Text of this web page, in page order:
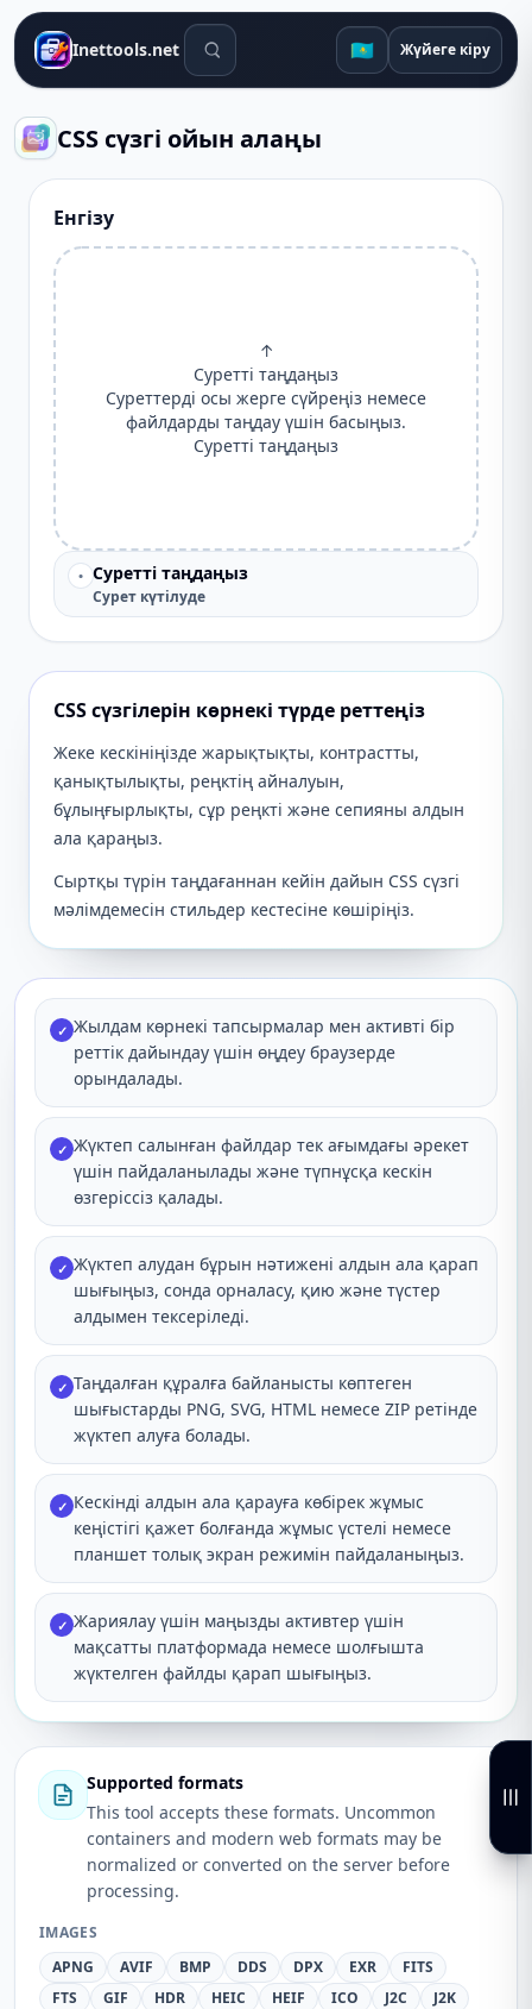
Inettools.net Іздеу құралдары 🇰🇿 Жүйеге кіру
CSS сүзгі ойын алаңы
Енгізу
↑
Суретті таңдаңыз
Суреттерді осы жерге сүйреңіз немесе
файлдарды таңдау үшін басыңыз.
Суретті таңдаңыз
• Суретті таңдаңыз
Сурет күтілуде
CSS сүзгілерін көрнекі түрде реттеңіз
Жеке кескініңізде жарықтықты, контрастты,
қанықтылықты, реңктің айналуын,
бұлыңғырлықты, сұр реңкті және сепияны алдын
ала қараңыз.
Сыртқы түрін таңдағаннан кейін дайын CSS сүзгі
мәлімдемесін стильдер кестесіне көшіріңіз.
✓ Жылдам көрнекі тапсырмалар мен активті бір
реттік дайындау үшін өңдеу браузерде
орындалады.
✓ Жүктеп салынған файлдар тек ағымдағы әрекет
үшін пайдаланылады және түпнұсқа кескін
өзгеріссіз қалады.
✓ Жүктеп алудан бұрын нәтижені алдын ала қарап
шығыңыз, сонда орналасу, қию және түстер
алдымен тексеріледі.
✓ Таңдалған құралға байланысты көптеген
шығыстарды PNG, SVG, HTML немесе ZIP ретінде
жүктеп алуға болады.
✓ Кескінді алдын ала қарауға көбірек жұмыс
кеңістігі қажет болғанда жұмыс үстелі немесе
планшет толық экран режимін пайдаланыңыз.
✓ Жариялау үшін маңызды активтер үшін
мақсатты платформада немесе шолғышта
жүктелген файлды қарап шығыңыз.
Supported formats
This tool accepts these formats. Uncommon
containers and modern web formats may be
normalized or converted on the server before
processing.
IMAGES
APNG
AVIF BMP DDS DPX EXR
FITS
FTS
GIF HDR HEIC HEIF ICO J2C
J2K